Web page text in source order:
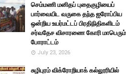
செம்மணி மனிதப் புதைகுழியைப்
பார்வையிட வருகை தந்த ஐரோப்பிய
ஒன்றிய உயர்மட்டப் பிரதிநிதிகளிடம்
சர்வதேச விசாரணை கோரி மாபெரும்
போராட்டம்
July 23, 2026
சுழிபுரம் விக்ரோறியாக் கல்லூரியில்